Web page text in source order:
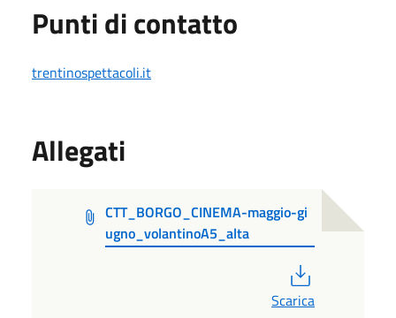
Punti di contatto
trentinospettacoli.it
Allegati
CTT_BORGO_CINEMA-maggio-gi
ugno_volantinoA5_alta
Scarica